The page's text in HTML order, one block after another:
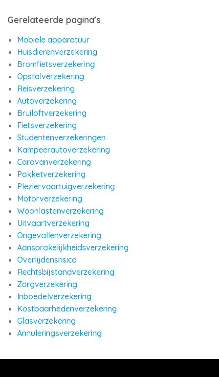
Gerelateerde pagina’s
Mobiele apparatuur
Huisdierenverzekering
Bromfietsverzekering
Opstalverzekering
Reisverzekering
Autoverzekering
Bruiloftverzekering
Fietsverzekering
Studentenverzekeringen
Kampeerautoverzekering
Caravanverzekering
Pakketverzekering
Pleziervaartuigverzekering
Motorverzekering
Woonlastenverzekering
Uitvaartverzekering
Ongevallenverzekering
Aansprakelijkheidsverzekering
Overlijdensrisico
Rechtsbijstandverzekering
Zorgverzekering
Inboedelverzekering
Kostbaarhedenverzekering
Glasverzekering
Annuleringsverzekering